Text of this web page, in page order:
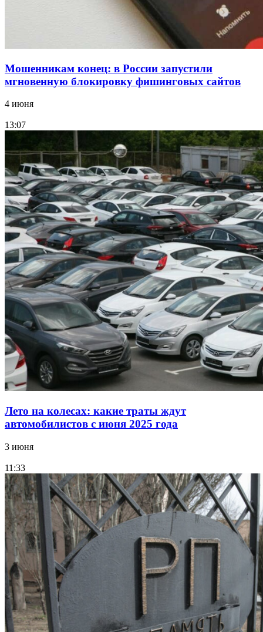
Мошенникам конец: в России запустили
мгновенную блокировку фишинговых сайтов
4 июня
13:07
Лето на колесах: какие траты ждут
автомобилистов с июня 2025 года
3 июня
11:33